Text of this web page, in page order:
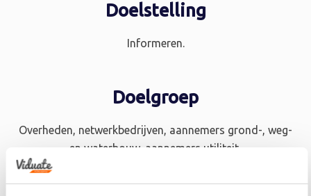
Doelstelling
Informeren.
Doelgroep
Overheden, netwerkbedrijven, aannemers grond-, weg-
en waterbouw, aannemers utiliteit,
ingenieurs/adviesbureaus en distributeurs.